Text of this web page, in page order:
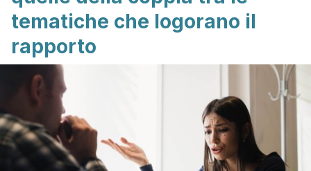
tematiche che logorano il
rapporto